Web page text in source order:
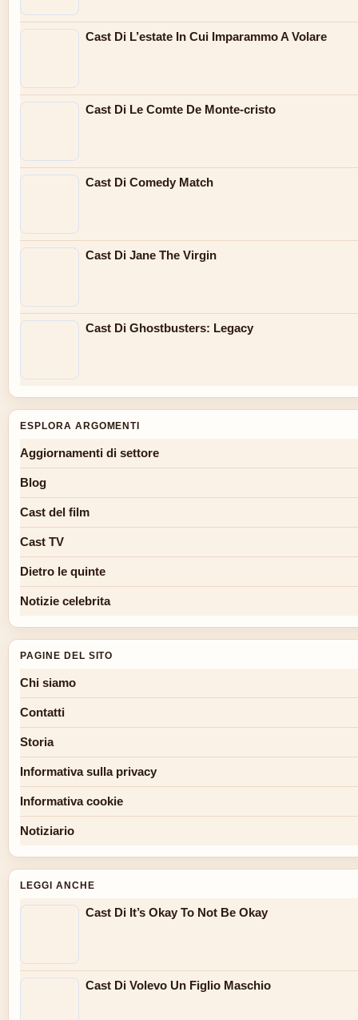
Cast Di L’estate In Cui Imparammo A Volare
Cast Di Le Comte De Monte-cristo
Cast Di Comedy Match
Cast Di Jane The Virgin
Cast Di Ghostbusters: Legacy
ESPLORA ARGOMENTI
Aggiornamenti di settore
Blog
Cast del film
Cast TV
Dietro le quinte
Notizie celebrita
PAGINE DEL SITO
Chi siamo
Contatti
Storia
Informativa sulla privacy
Informativa cookie
Notiziario
LEGGI ANCHE
Cast Di It’s Okay To Not Be Okay
Cast Di Volevo Un Figlio Maschio